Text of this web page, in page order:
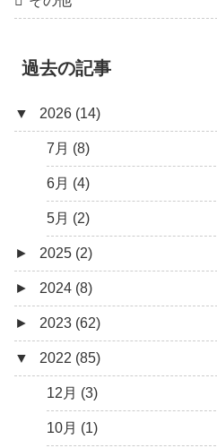
過去の記事
▼ 2026 (14)
7月 (8)
6月 (4)
5月 (2)
► 2025 (2)
12月 (1)
6月 (1)
► 2024 (8)
8月 (1)
7月 (1)
5月 (2)
4月 (3)
► 2023 (62)
9月 (1)
8月 (1)
7月 (8)
▼ 2022 (85)
12月 (3)
10月 (1)